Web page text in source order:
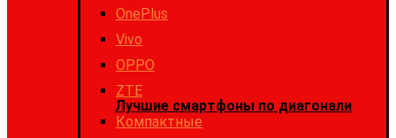
OnePlus
Vivo
OPPO
ZTE
Лучшие смартфоны по диагонали
Компактные